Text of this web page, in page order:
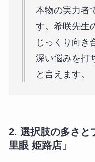
本物の実力者
す。希咲先生
じっくり向き
深い悩みを打
と言えます。
2. 選択肢の多さと
里眼 姫路店」